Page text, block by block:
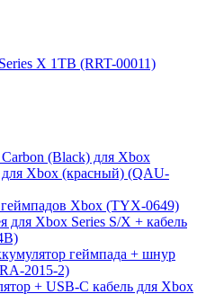
X 1TB (RRT-00011)
(Black) для Xbox
Xbox (красный) (QAU-
Xbox (TYX-0649)
для Xbox Series S/X + кабель
геймпада + шнур
2015-2)
+ USB-C кабель для Xbox